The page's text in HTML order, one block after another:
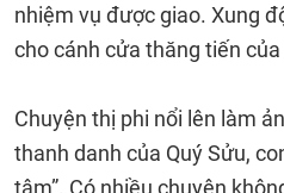
nhiệm vụ được giao. Xung
cho cánh cửa thăng tiến
Chuyện thị phi nổi lên làm
thanh danh của Quý Sửu,
tâm”. Có nhiều chuyện